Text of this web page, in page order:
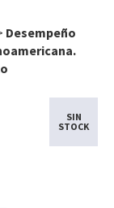
Desempeño
SIN
STOCK